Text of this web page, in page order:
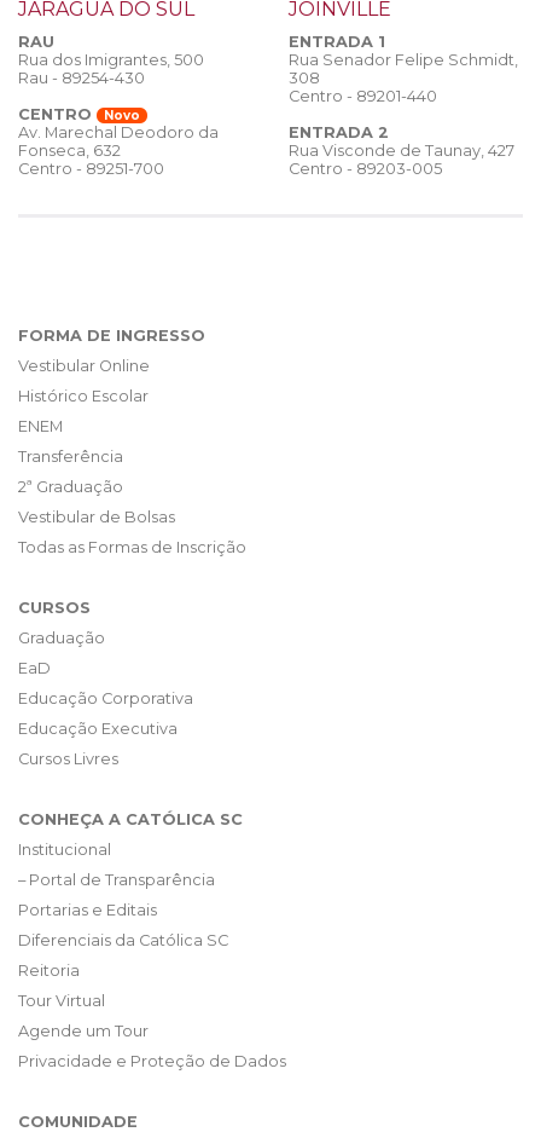
JARAGUÁ DO SUL
RAU
Rua dos Imigrantes, 500
Rau - 89254-430
CENTRO
Novo
Av. Marechal Deodoro da
Fonseca, 632
Centro - 89251-700
JOINVILLE
ENTRADA 1
Rua Senador Felipe Schmidt,
308
Centro - 89201-440
ENTRADA 2
Rua Visconde de Taunay, 427
Centro - 89203-005
FORMA DE INGRESSO
Vestibular Online
Histórico Escolar
ENEM
Transferência
2ª Graduação
Vestibular de Bolsas
Todas as Formas de Inscrição
CURSOS
Graduação
EaD
Educação Corporativa
Educação Executiva
Cursos Livres
CONHEÇA A CATÓLICA SC
Institucional
– Portal de Transparência
Portarias e Editais
Diferenciais da Católica SC
Reitoria
Tour Virtual
Agende um Tour
Privacidade e Proteção de Dados
COMUNIDADE